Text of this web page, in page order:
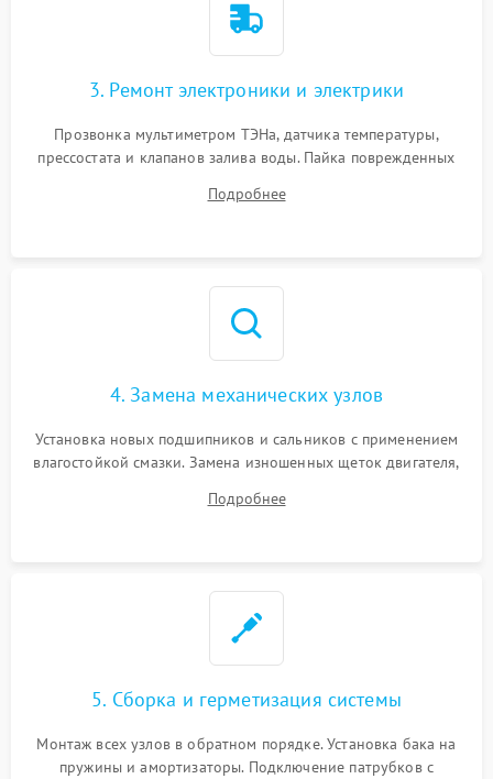
3. Ремонт электроники и электрики
Прозвонка мультиметром ТЭНа, датчика температуры,
прессостата и клапанов залива воды. Пайка поврежденных
Восстановление целостности проводки и контактов.
Подробнее
4. Замена механических узлов
Установка новых подшипников и сальников с применением
влагостойкой смазки. Замена изношенных щеток двигателя,
или поврежденной резиновой манжеты.
Подробнее
5. Сборка и герметизация системы
Монтаж всех узлов в обратном порядке. Установка бака на
пружины и амортизаторы. Подключение патрубков с